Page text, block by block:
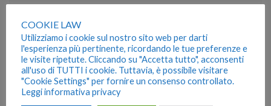
DISPONIBILE IL SERVIZIO DI PSICOTERAPIA ONLINE IN
VIDEOCONFERENZA
Per informazioni 320.844.30.12
email: giacinti.michela@gmail.com
COOKIE LAW
Utilizziamo i cookie sul nostro sito web per darti
l'esperienza più pertinente, ricordando le tue preferenze e
le visite ripetute. Cliccando su "Accetta tutto", acconsenti
all'uso di TUTTI i cookie. Tuttavia, è possibile visitare
"Cookie Settings" per fornire un consenso controllato.
Leggi informativa privacy